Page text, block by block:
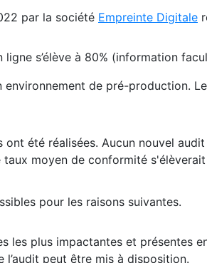
par la société Empreinte Digitale
s’élève à 80% (information
de pré-production.
été réalisées. Aucun nouvel
moyen de conformité s'élèverait
pour les raisons suivantes.
les plus impactantes et présentes
l’audit peut être mis à disposition.